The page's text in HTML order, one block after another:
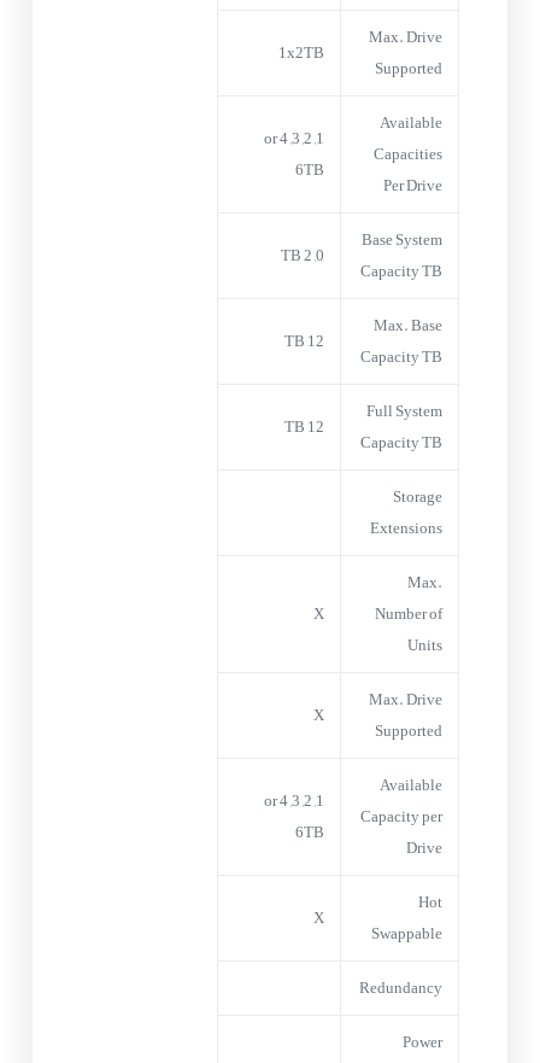
Max. Drive
Supported
1x2TB
Available
Capacities
Per Drive
1, 2, 3, 4 or
6TB
Base System
Capacity TB
0, 2 TB
Max. Base
Capacity TB
12 TB
Full System
Capacity TB
12 TB
Storage
Extensions
Max.
Number of
Units
X
Max. Drive
Supported
X
Available
Capacity per
Drive
1, 2, 3, 4 or
6TB
Hot
Swappable
X
Redundancy
Power